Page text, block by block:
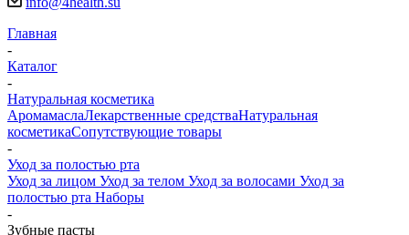
Главная
-
Каталог
-
Натуральная косметика
АромамаслаЛекарственные средстваНатуральная
косметикаСопутствующие товары
-
Уход за полостью рта
Уход за лицом Уход за телом Уход за волосами Уход за
полостью рта Наборы
-
Зубные пасты